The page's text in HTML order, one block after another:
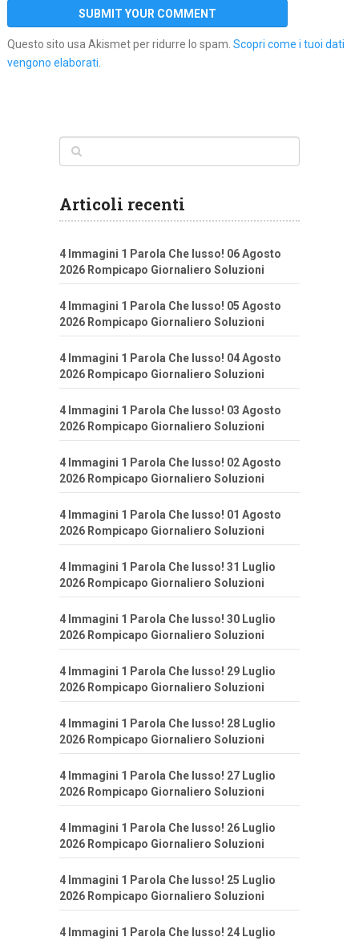
Questo sito usa Akismet per ridurre lo spam. Scopri come i tuoi dati
vengono elaborati.
Articoli recenti
4 Immagini 1 Parola Che lusso! 06 Agosto
2026 Rompicapo Giornaliero Soluzioni
4 Immagini 1 Parola Che lusso! 05 Agosto
2026 Rompicapo Giornaliero Soluzioni
4 Immagini 1 Parola Che lusso! 04 Agosto
2026 Rompicapo Giornaliero Soluzioni
4 Immagini 1 Parola Che lusso! 03 Agosto
2026 Rompicapo Giornaliero Soluzioni
4 Immagini 1 Parola Che lusso! 02 Agosto
2026 Rompicapo Giornaliero Soluzioni
4 Immagini 1 Parola Che lusso! 01 Agosto
2026 Rompicapo Giornaliero Soluzioni
4 Immagini 1 Parola Che lusso! 31 Luglio
2026 Rompicapo Giornaliero Soluzioni
4 Immagini 1 Parola Che lusso! 30 Luglio
2026 Rompicapo Giornaliero Soluzioni
4 Immagini 1 Parola Che lusso! 29 Luglio
2026 Rompicapo Giornaliero Soluzioni
4 Immagini 1 Parola Che lusso! 28 Luglio
2026 Rompicapo Giornaliero Soluzioni
4 Immagini 1 Parola Che lusso! 27 Luglio
2026 Rompicapo Giornaliero Soluzioni
4 Immagini 1 Parola Che lusso! 26 Luglio
2026 Rompicapo Giornaliero Soluzioni
4 Immagini 1 Parola Che lusso! 25 Luglio
2026 Rompicapo Giornaliero Soluzioni
4 Immagini 1 Parola Che lusso! 24 Luglio